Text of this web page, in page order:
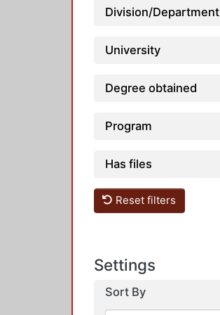
Division/Department
University
Degree obtained
Program
Has files
Reset filters
Settings
Sort By